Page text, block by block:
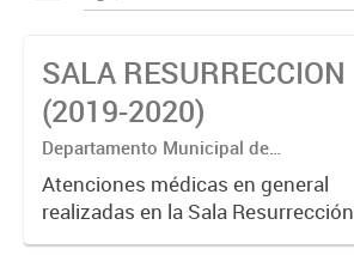
SALA RESURRECCION
(2019-2020)
Departamento Municipal de
Estadísticas - Dirección de Atención
Primaria de la Salud
Atenciones médicas en general
realizadas en la Sala Resurrección
en los años 2019 y 2020.